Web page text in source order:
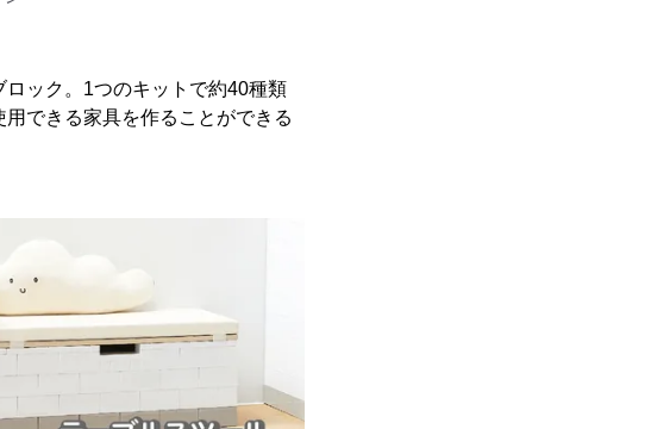
ック。1つのキットで約40種類
できる家具を作ることができる